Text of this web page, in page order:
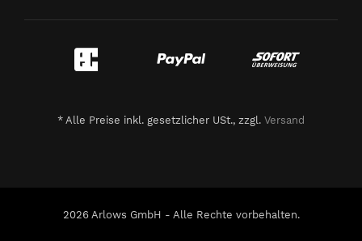
* Alle Preise inkl. gesetzlicher USt., zzgl. Versand
2026 Arlows GmbH - Alle Rechte vorbehalten.